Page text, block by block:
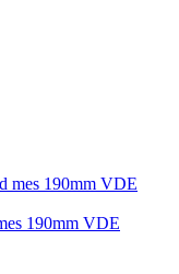
190mm VDE